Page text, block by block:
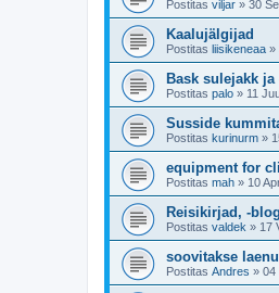
Postitas viljar » 30
Kaalujälgijad
Postitas liisikeneaa »
Bask sulejakk
Postitas palo » 11
Susside
Postitas kurinurm »
equipment for
Postitas mah » 10
Reisikirjad, -
Postitas valdek » 17
soovitakse
Postitas Andres » 04